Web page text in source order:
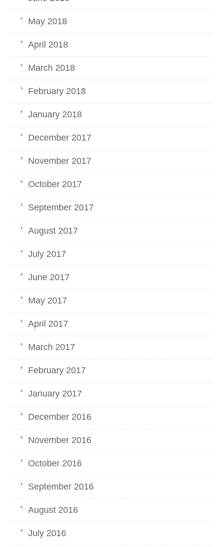
May 2018
April 2018
March 2018
February 2018
January 2018
December 2017
November 2017
October 2017
September 2017
August 2017
July 2017
June 2017
May 2017
April 2017
March 2017
February 2017
January 2017
December 2016
November 2016
October 2016
September 2016
August 2016
July 2016